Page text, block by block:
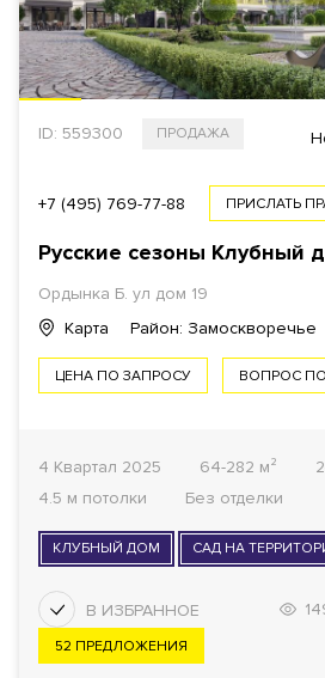
ID: 559300 ПРОДАЖА
+7 (495) 769-77-88 ПРИСЛАТЬ
Русские сезоны Клубный
Ордынка Б. ул дом 19
Карта
Район: Замоскворечье
ЦЕНА ПО ЗАПРОСУ ВОПРОС
4 Квартал 2025 64-282 м²
4.5 м потолки
Без отделки
КЛУБНЫЙ ДОМ САД НА
52 ПРЕДЛОЖЕНИЯ